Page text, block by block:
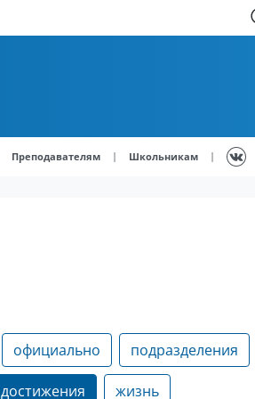
Преподавателям | Школьникам |
официально подразделения
достижения жизнь